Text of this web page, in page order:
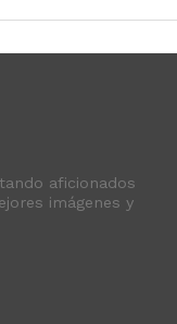
aficionados
imágenes y